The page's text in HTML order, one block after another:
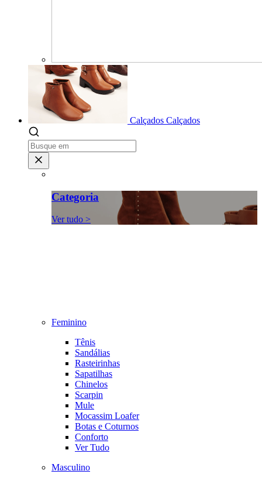
Calçados Calçados
Categoria
Ver tudo >
Feminino
Tênis
Sandálias
Rasteirinhas
Sapatilhas
Chinelos
Scarpin
Mule
Mocassim Loafer
Botas e Coturnos
Conforto
Ver Tudo
Masculino